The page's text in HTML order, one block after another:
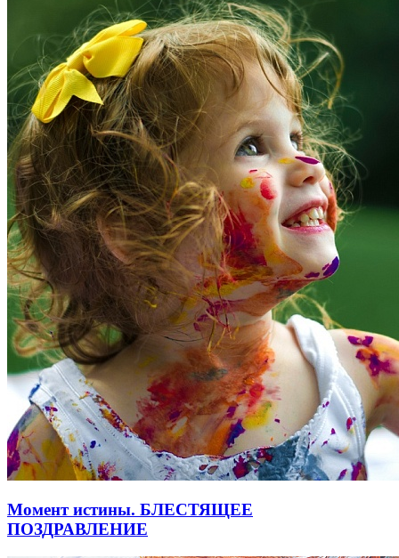
Момент истины. БЛЕСТЯЩЕЕ
ПОЗДРАВЛЕНИЕ